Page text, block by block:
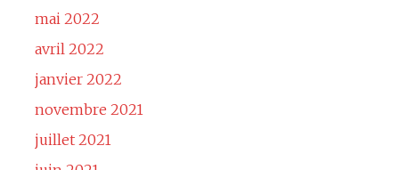
mai 2022
avril 2022
janvier 2022
novembre 2021
juillet 2021